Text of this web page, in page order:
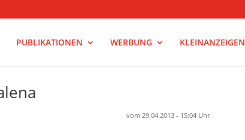
PUBLIKATIONEN WERBUNG KLEINANZEIGEN
vom 29.04.2013 - 15:04 Uhr